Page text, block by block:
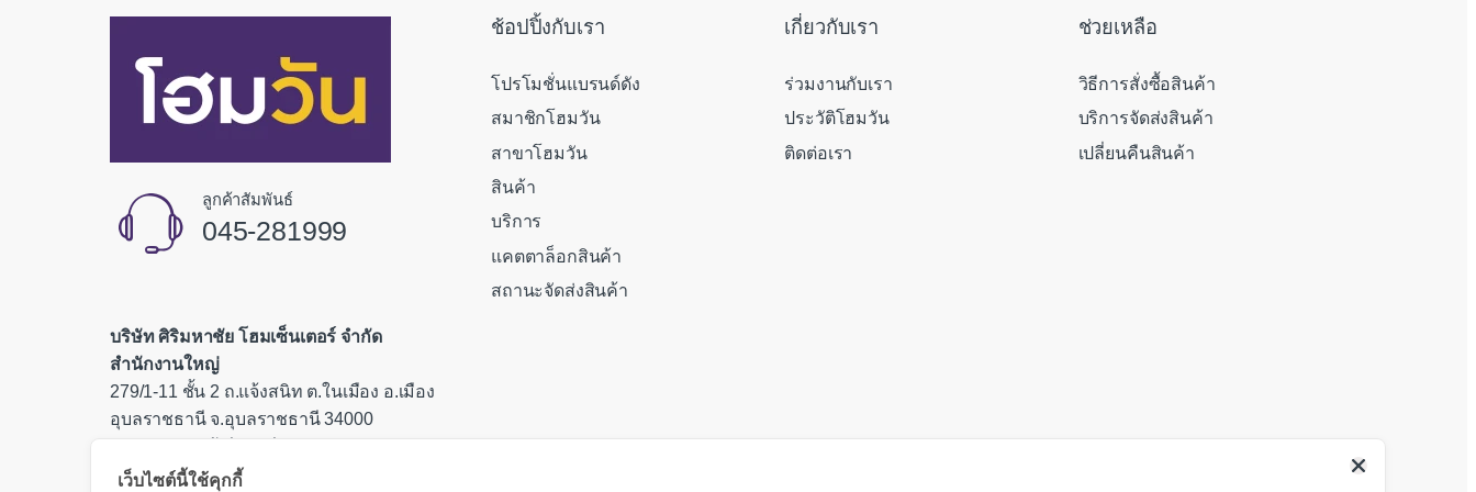
ลูกค้าสัมพันธ์
045-281999
บริษัท ศิริมหาชัย โฮมเซ็นเตอร์ จำกัด
สำนักงานใหญ่
279/1-11 ชั้น 2 ถ.แจ้งสนิท ต.ในเมือง อ.เมือง
อุบลราชธานี จ.อุบลราชธานี 34000
ช้อปปิ้งกับเรา
โปรโมชั่นแบรนด์ดัง
สมาชิกโฮมวัน
สาขาโฮมวัน
สินค้า
บริการ
แคตตาล็อกสินค้า
สถานะจัดส่งสินค้า
เกี่ยวกับเรา
ร่วมงานกับเรา
ประวัติโฮมวัน
ติดต่อเรา
ช่วยเหลือ
วิธีการสั่งซื้อสินค้า
บริการจัดส่งสินค้า
เปลี่ยนคืนสินค้า
เว็บไซต์นี้ใช้คุกกี้